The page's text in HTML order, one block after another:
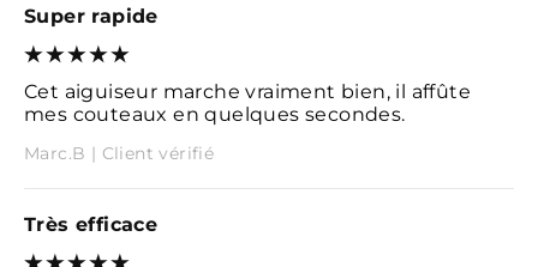
Super rapide
Cet aiguiseur marche vraiment bien, il affûte
mes couteaux en quelques secondes.
Marc.B | Client vérifié
Très efficace